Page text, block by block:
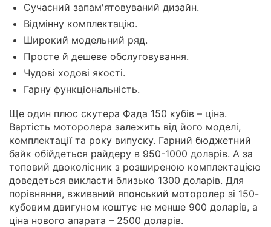
Сучасний запам'ятовуваний дизайн.
Відмінну комплектацію.
Широкий модельний ряд.
Просте й дешеве обслуговування.
Чудові ходові якості.
Гарну функціональність.
Ще один плюс скутера Фада 150 кубів – ціна.
Вартість моторолера залежить від його моделі,
комплектації та року випуску. Гарний бюджетний
байк обійдеться райдеру в 950-1000 доларів. А за
топовий двоколісник з розширеною комплектацією
доведеться викласти близько 1300 доларів. Для
порівняння, вживаний японський моторолер зі 150-
кубовим двигуном коштує не менше 900 доларів, а
ціна нового апарата – 2500 доларів.